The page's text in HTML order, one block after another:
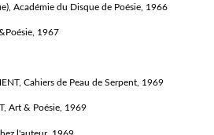
Académie du Disque de Poésie, 1966
1967
Cahiers de Peau de Serpent, 1969
Art & Poésie, 1969
l'auteur, 1969